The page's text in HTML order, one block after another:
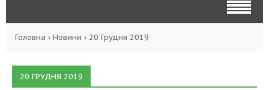
Головна › Новини › 20 Грудня 2019
20 ГРУДНЯ 2019